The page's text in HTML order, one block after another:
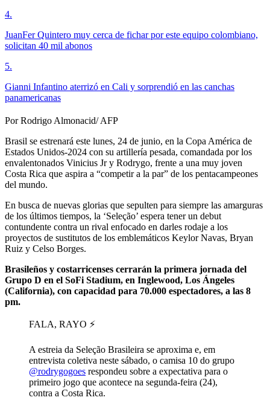
4.
JuanFer Quintero muy cerca de fichar por este equipo colombiano,
solicitan 40 mil abonos
5.
Gianni Infantino aterrizó en Cali y sorprendió en las canchas
panamericanas
Por Rodrigo Almonacid/ AFP
Brasil se estrenará este lunes, 24 de junio, en la Copa América de
Estados Unidos-2024 con su artillería pesada, comandada por los
envalentonados Vinicius Jr y Rodrygo, frente a una muy joven
Costa Rica que aspira a “competir a la par” de los pentacampeones
del mundo.
En busca de nuevas glorias que sepulten para siempre las amarguras
de los últimos tiempos, la ‘Seleção’ espera tener un debut
contundente contra un rival enfocado en darles rodaje a los
proyectos de sustitutos de los emblemáticos Keylor Navas, Bryan
Ruiz y Celso Borges.
Brasileños y costarricenses cerrarán la primera jornada del
Grupo D en el SoFi Stadium, en Inglewood, Los Ángeles
(California), con capacidad para 70.000 espectadores, a las 8
pm.
FALA, RAYO ⚡️
A estreia da Seleção Brasileira se aproxima e, em
entrevista coletiva neste sábado, o camisa 10 do grupo
@rodrygogoes respondeu sobre a expectativa para o
primeiro jogo que acontece na segunda-feira (24),
contra a Costa Rica.